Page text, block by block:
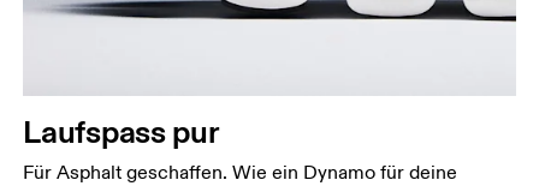
Laufspass pur
Für Asphalt geschaffen. Wie ein Dynamo für deine